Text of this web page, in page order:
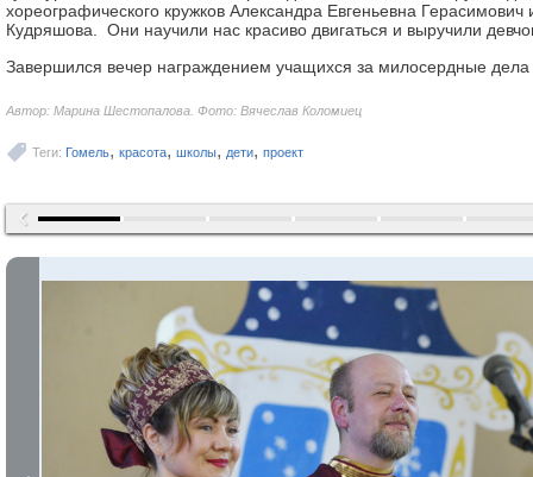
хореографического кружков Александра Евгеньевна
Кудряшова. Они научили нас красиво двигаться и выручили
Завершился вечер награждением учащихся за милосердные дела
Автор: Марина Шестопалова. Фото: Вячеслав Коломиец
Теги: Гомель, красота, школы, дети, проект